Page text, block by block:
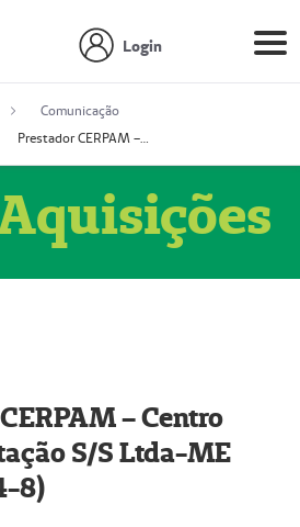
Login
Comunicação
Prestador CERPAM – Centro de Reabilitação S/S Ltda-ME (52004274-8)
– Centro
S/S Ltda-ME
8)